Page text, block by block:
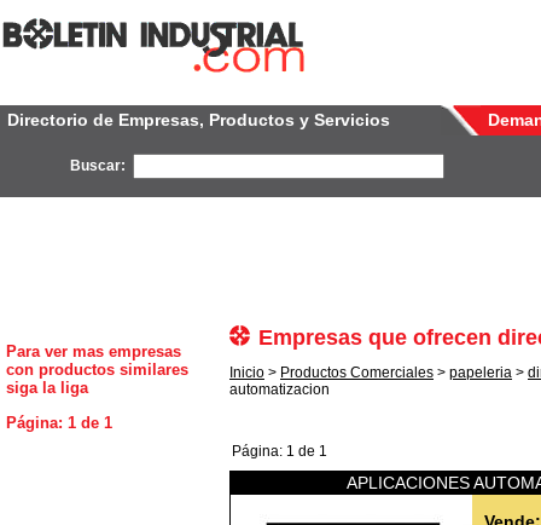
Directorio de Empresas, Productos y Servicios
Buscar:
Para ver mas empresas
con productos similares
siga la liga
Página: 1 de 1
Empresas que ofrecen
Inicio > Productos Comerciales > papeleria >
automatizacion
Página: 1 de 1
APLICACIONES